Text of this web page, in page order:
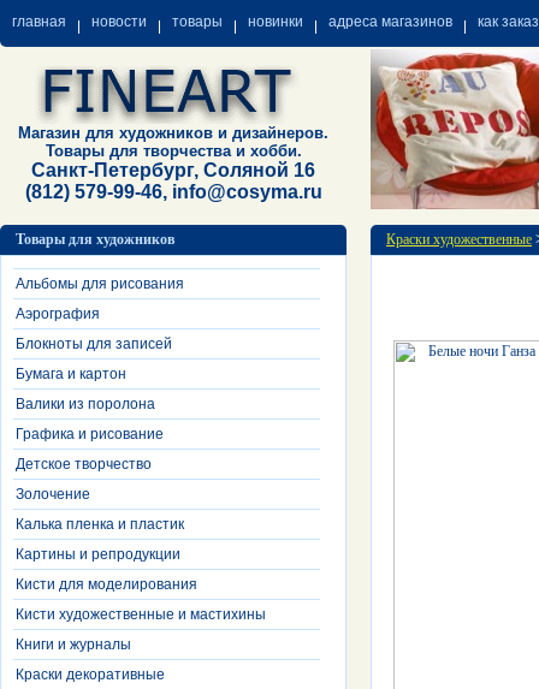
главная новости товары новинки адреса магазинов как
Магазин для художников и дизайнеров.
Товары для творчества и хобби.
Санкт-Петербург, Соляной 16
(812) 579-99-46, info@cosyma.ru
Товары для художников
Альбомы для рисования
Аэрография
Блокноты для записей
Бумага и картон
Валики из поролона
Графика и рисование
Детское творчество
Золочение
Калька пленка и пластик
Картины и репродукции
Кисти для моделирования
Кисти художественные и мастихины
Книги и журналы
Краски декоративные
Краски художественные